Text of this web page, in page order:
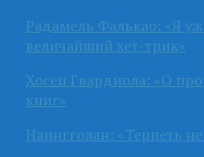
Радамель Фалькао: «Я
величайший хет-трик»
Хосеп Гвардиола: «О
книг»
Наингголан: «Терпеть